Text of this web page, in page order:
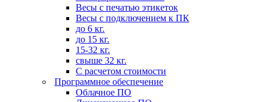
Весы с печатью этикеток
Весы с подключением к ПК
до 6 кг.
до 15 кг.
15-32 кг.
свыше 32 кг.
С расчетом стоимости
Программное обеспечение
Облачное ПО